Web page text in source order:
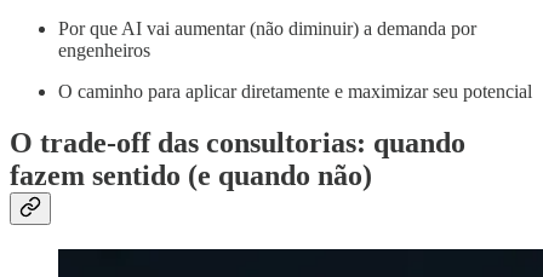
Por que AI vai aumentar (não diminuir) a demanda por
engenheiros
O caminho para aplicar diretamente e maximizar seu potencial
O trade-off das consultorias: quando
fazem sentido (e quando não)